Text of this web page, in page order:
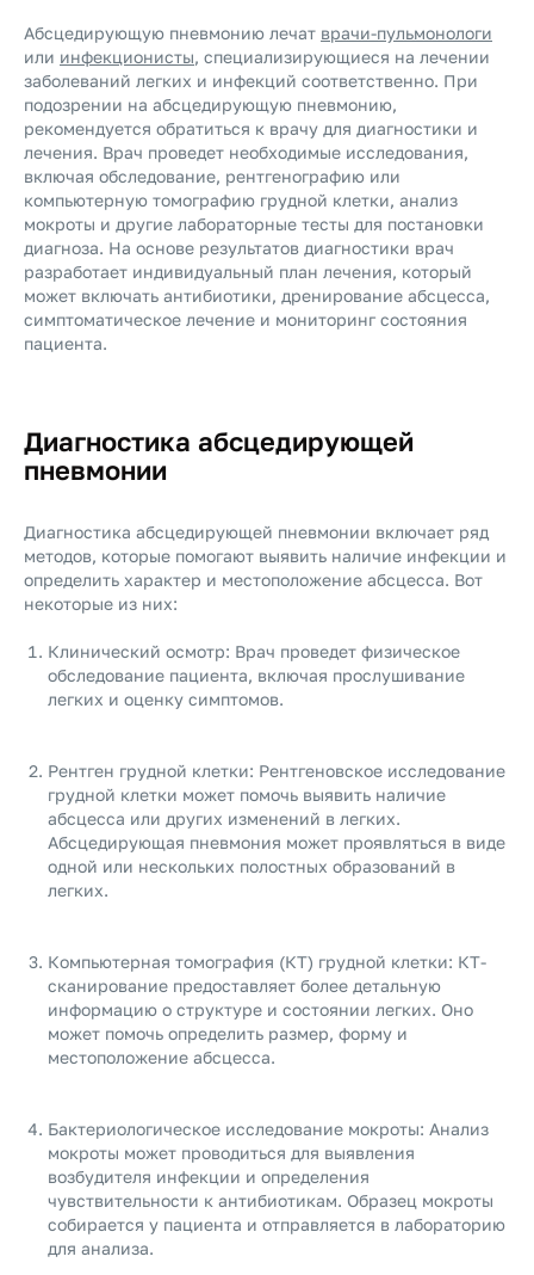
Абсцедирующую пневмонию лечат врачи-пульмонологи
или инфекционисты, специализирующиеся на лечении
заболеваний легких и инфекций соответственно. При
подозрении на абсцедирующую пневмонию,
рекомендуется обратиться к врачу для диагностики и
лечения. Врач проведет необходимые исследования,
включая обследование, рентгенографию или
компьютерную томографию грудной клетки, анализ
мокроты и другие лабораторные тесты для постановки
диагноза. На основе результатов диагностики врач
разработает индивидуальный план лечения, который
может включать антибиотики, дренирование абсцесса,
симптоматическое лечение и мониторинг состояния
пациента.
Диагностика абсцедирующей
пневмонии
Диагностика абсцедирующей пневмонии включает ряд
методов, которые помогают выявить наличие инфекции и
определить характер и местоположение абсцесса. Вот
некоторые из них:
Клинический осмотр: Врач проведет физическое
обследование пациента, включая прослушивание
легких и оценку симптомов.
Рентген грудной клетки: Рентгеновское исследование
грудной клетки может помочь выявить наличие
абсцесса или других изменений в легких.
Абсцедирующая пневмония может проявляться в виде
одной или нескольких полостных образований в
легких.
Компьютерная томография (КТ) грудной клетки: КТ-
сканирование предоставляет более детальную
информацию о структуре и состоянии легких. Оно
может помочь определить размер, форму и
местоположение абсцесса.
Бактериологическое исследование мокроты: Анализ
мокроты может проводиться для выявления
возбудителя инфекции и определения
чувствительности к антибиотикам. Образец мокроты
собирается у пациента и отправляется в лабораторию
для анализа.